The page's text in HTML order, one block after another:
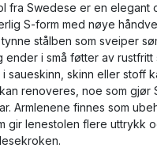
fra Swedese er en elegant
S-form med nøye
stålben som sveiper
ender i små føtter av
saueskinn, skinn eller stoff
renoveres, noe som gjør
Armlenene finnes som
gir lenestolen flere uttrykk